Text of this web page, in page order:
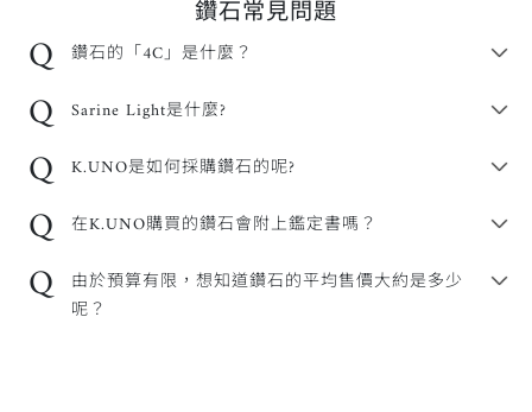
鑽石常見問題
Q 鑽石的「4C」是什麼？
Q Sarine Light是什麼?
Q K.UNO是如何採購鑽石的呢?
Q 在K.UNO購買的鑽石會附上鑑定書嗎？
Q 由於預算有限，想知道鑽石的平均售價大約是多少
呢？